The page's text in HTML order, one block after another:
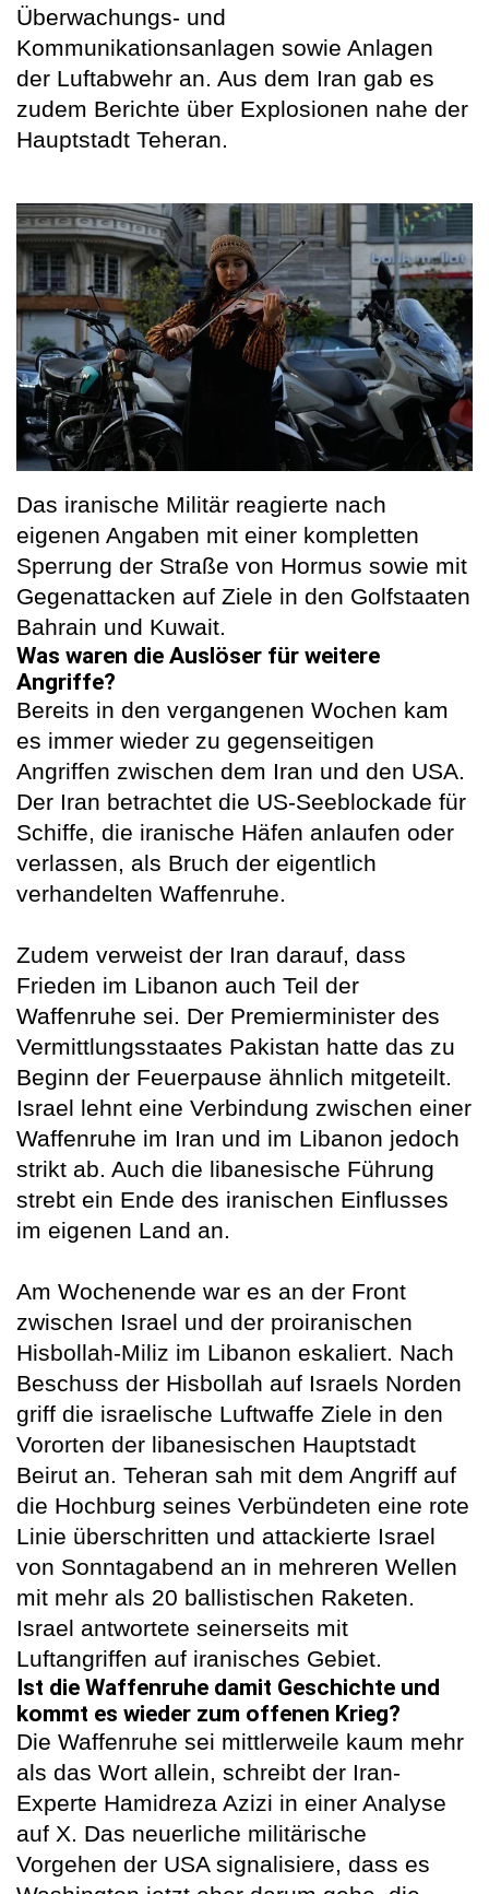
Überwachungs- und
Kommunikationsanlagen sowie Anlagen
der Luftabwehr an. Aus dem Iran gab es
zudem Berichte über Explosionen nahe der
Hauptstadt Teheran.
Das iranische Militär reagierte nach
eigenen Angaben mit einer kompletten
Sperrung der Straße von Hormus sowie mit
Gegenattacken auf Ziele in den Golfstaaten
Bahrain und Kuwait.
Was waren die Auslöser für weitere
Angriffe?
Bereits in den vergangenen Wochen kam
es immer wieder zu gegenseitigen
Angriffen zwischen dem Iran und den USA.
Der Iran betrachtet die US-Seeblockade für
Schiffe, die iranische Häfen anlaufen oder
verlassen, als Bruch der eigentlich
verhandelten Waffenruhe.
Zudem verweist der Iran darauf, dass
Frieden im Libanon auch Teil der
Waffenruhe sei. Der Premierminister des
Vermittlungsstaates Pakistan hatte das zu
Beginn der Feuerpause ähnlich mitgeteilt.
Israel lehnt eine Verbindung zwischen einer
Waffenruhe im Iran und im Libanon jedoch
strikt ab. Auch die libanesische Führung
strebt ein Ende des iranischen Einflusses
im eigenen Land an.
Am Wochenende war es an der Front
zwischen Israel und der proiranischen
Hisbollah-Miliz im Libanon eskaliert. Nach
Beschuss der Hisbollah auf Israels Norden
griff die israelische Luftwaffe Ziele in den
Vororten der libanesischen Hauptstadt
Beirut an. Teheran sah mit dem Angriff auf
die Hochburg seines Verbündeten eine rote
Linie überschritten und attackierte Israel
von Sonntagabend an in mehreren Wellen
mit mehr als 20 ballistischen Raketen.
Israel antwortete seinerseits mit
Luftangriffen auf iranisches Gebiet.
Ist die Waffenruhe damit Geschichte und
kommt es wieder zum offenen Krieg?
Die Waffenruhe sei mittlerweile kaum mehr
als das Wort allein, schreibt der Iran-
Experte Hamidreza Azizi in einer Analyse
auf X. Das neuerliche militärische
Vorgehen der USA signalisiere, dass es